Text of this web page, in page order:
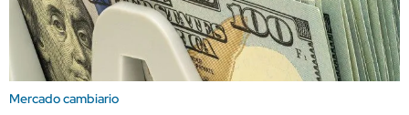
Mercado cambiario